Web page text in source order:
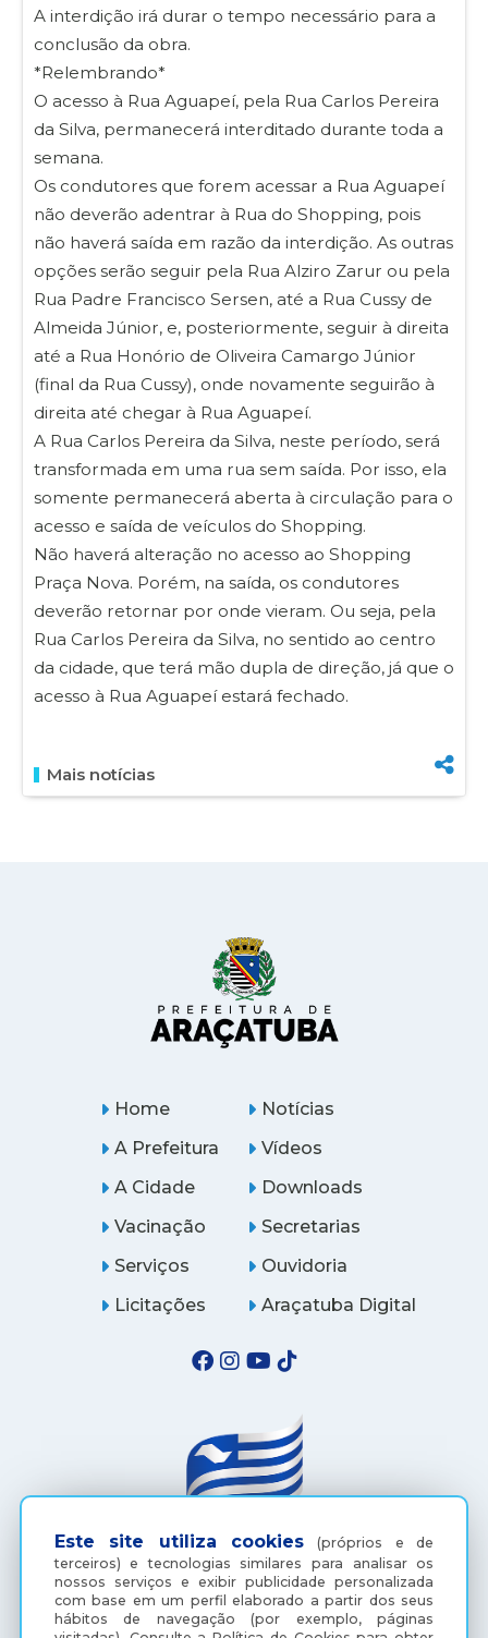
A interdição irá durar o tempo necessário para a
conclusão da obra.
*Relembrando*
O acesso à Rua Aguapeí, pela Rua Carlos Pereira
da Silva, permanecerá interditado durante toda a
semana.
Os condutores que forem acessar a Rua Aguapeí
não deverão adentrar à Rua do Shopping, pois
não haverá saída em razão da interdição. As outras
opções serão seguir pela Rua Alziro Zarur ou pela
Rua Padre Francisco Sersen, até a Rua Cussy de
Almeida Júnior, e, posteriormente, seguir à direita
até a Rua Honório de Oliveira Camargo Júnior
(final da Rua Cussy), onde novamente seguirão à
direita até chegar à Rua Aguapeí.
A Rua Carlos Pereira da Silva, neste período, será
transformada em uma rua sem saída. Por isso, ela
somente permanecerá aberta à circulação para o
acesso e saída de veículos do Shopping.
Não haverá alteração no acesso ao Shopping
Praça Nova. Porém, na saída, os condutores
deverão retornar por onde vieram. Ou seja, pela
Rua Carlos Pereira da Silva, no sentido ao centro
da cidade, que terá mão dupla de direção, já que o
acesso à Rua Aguapeí estará fechado.
Mais notícias
Este site utiliza cookies (próprios e de
terceiros) e tecnologias similares para analisar os
nossos serviços e exibir publicidade personalizada
com base em um perfil elaborado a partir dos seus
hábitos de navegação (por exemplo, páginas
Home
A Prefeitura
A Cidade
Notícias
Vídeos
Downloads
Vacinação
Serviços
Licitações
Secretarias
Ouvidoria
Araçatuba Digital
(18) 3607-6500